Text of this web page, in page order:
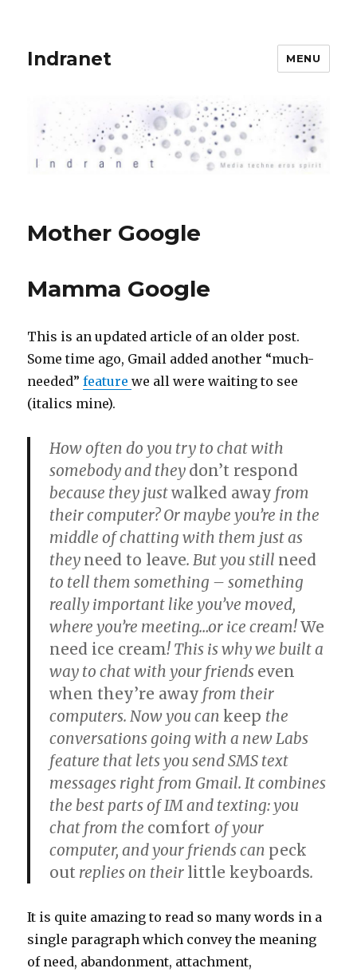
Indranet MENU
Mother Google
Mamma Google
This is an updated article of an older post.
Some time ago, Gmail added another “much-
needed”featurewe all were waiting to see
(italics mine).
How often do you try to chat with
somebody and they don’t respond
because they justwalked away from
their computer? Or maybe you’re in the
middle of chatting with them just as
they need to leave. But you still need
to tell them something – something
really important like you’ve moved,
where you’re meeting…or ice cream!We
need ice cream! This is why we built a
way to chat with your friends even
when they’re away from their
computers. Now you cankeep the
conversations going with a new Labs
feature that lets you send SMS text
messages right from Gmail. It combines
the best parts of IM and texting: you
chat from the comfortof your
computer, and your friends can peck
out replies on their little keyboards.
It is quite amazing to read so many words in a
single paragraph which convey the meaning
of need, abandonment, attachment,